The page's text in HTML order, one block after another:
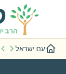
עם ישראל